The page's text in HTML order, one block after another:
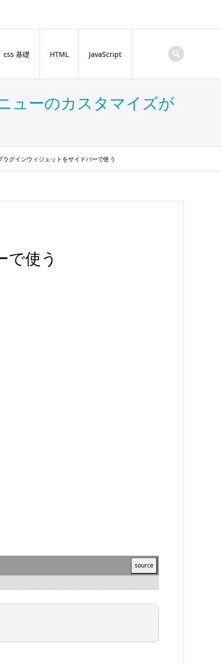
css 基礎 HTML JavaScript
ューのカスタマイズが
グインウィジェットをサイドバーで使う
で使う